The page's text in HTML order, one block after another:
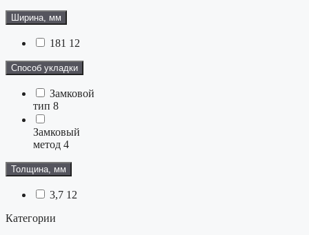
Ширина, мм
181 12
Способ укладки
Замковой
тип 8
Замковый
метод 4
Толщина, мм
3,7 12
Категории